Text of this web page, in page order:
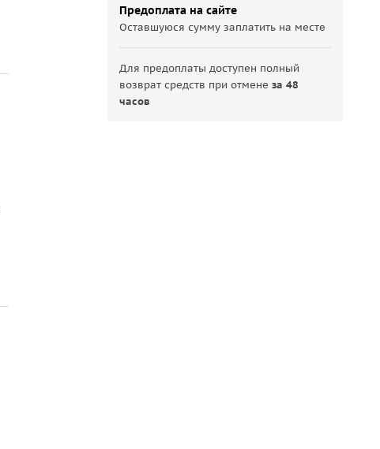
Предоплата на сайте
Оставшуюся сумму заплатить на месте
Для предоплаты доступен полный
возврат средств при отменеза 48
часов